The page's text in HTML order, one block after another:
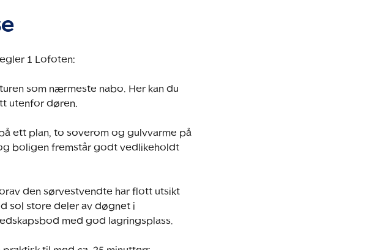
1 Lofoten:
som nærmeste nabo. Her kan du
utenfor døren.
ett plan, to soverom og gulvvarme på
boligen fremstår godt vedlikeholdt
den sørvestvendte har flott utsikt
sol store deler av døgnet i
med god lagringsplass.